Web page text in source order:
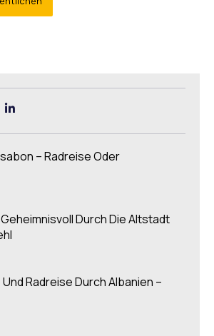
– Radreise Oder
Durch Die Altstadt
Radreise Durch Albanien –